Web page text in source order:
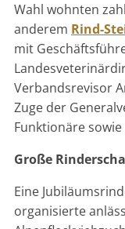
Wahl wohnten
anderem Rind-
mit
Verbandsrevisor
Zuge der
Funktionäre
Große
Eine
organisierte